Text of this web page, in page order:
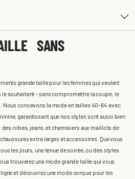
SANS
grande taille pour les femmes qui veulent
souhaitent – sans compromettre la coupe, le
Nous concevons la mode en tailles 40-64 avec
garantissant que nos styles sont aussi bien
robes, jeans, et chemisiers aux maillots de
extra larges et accessoires. Que vous
les jours, une tenue de soirée, ou des styles
trouverez une mode grande taille qui vous
et découvrez une mode conçue pour les